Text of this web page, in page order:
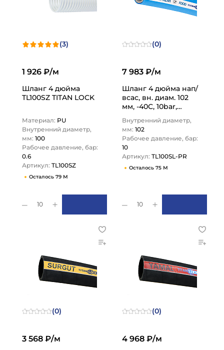
(3)
1 926 ₽/м
Шланг 4 дюйма
TL100SZ TITAN LOCK
Материал: PU
Внутренний диаметр,
мм: 100
Рабочее давление, бар:
0.6
Артикул: TL100SZ
Осталось 79 М
10
(0)
7 983 ₽/м
Шланг 4 дюйма нап/
всас, вн. диам. 102
мм, -40C, 10bar,
TITAN LOCK
Внутренний диаметр,
мм: 102
Рабочее давление, бар:
10
Артикул: TL100SL-PR
Осталось 75 М
10
(0)
3 568 ₽/м
(0)
4 968 ₽/м